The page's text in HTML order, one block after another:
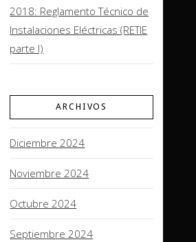
2018: Reglamento Técnico de
Instalaciones Eléctricas (RETIE
parte I)
ARCHIVOS
Diciembre 2024
Noviembre 2024
Octubre 2024
Septiembre 2024